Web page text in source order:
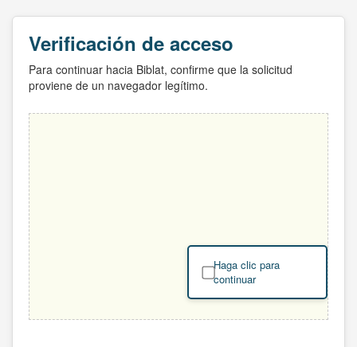
Verificación de acceso
Para continuar hacia Biblat, confirme que la solicitud
proviene de un navegador legítimo.
Haga clic para
continuar